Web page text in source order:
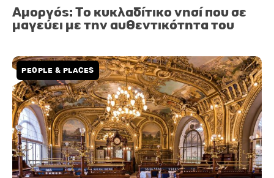
Αμοργός: Το κυκλαδίτικο νησί που σε
μαγεύει με την αυθεντικότητα του
PEOPLE & PLACES